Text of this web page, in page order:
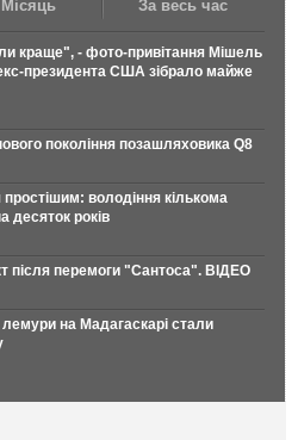
Місяць За весь час
краще", - фото-привітання Мішель
президента США зібрало майже
покоління позашляховика Q8
володіння кількома
років
після перемоги "Сантоса". ВІДЕО
на Мадагаскарі стали